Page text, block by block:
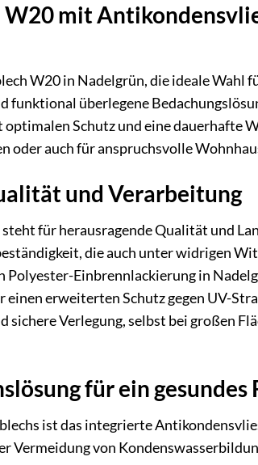
mit
W20 in Nadelgrün, die ideale Wahl
funktional überlegene
Schutz und eine dauerhafte
oder auch für anspruchsvolle
und Verarbeitung
für herausragende Qualität und
die auch unter widrigen
Polyester-Einbrennlackierung in
einen erweiterten Schutz gegen UV-
sichere Verlegung, selbst bei großen
für ein gesundes
ist das integrierte
Vermeidung von